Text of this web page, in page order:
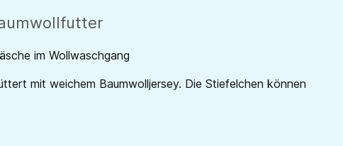
im Wollwaschgang
mit weichem Baumwolljersey. Die Stiefelchen können